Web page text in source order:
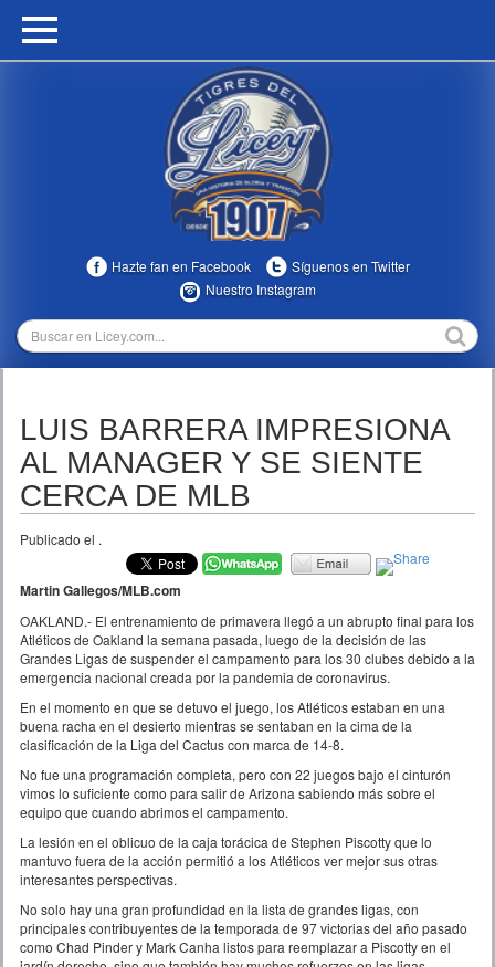
HOME
MULTIMEDIA
TEMPORADAS
Hazte fan en Facebook
Síguenos en Twitter
Nuestro Instagram
LUIS BARRERA IMPRESIONA
AL MANAGER Y SE SIENTE
CERCA DE MLB
Publicado el .
Martin Gallegos/MLB.com
OAKLAND.- El entrenamiento de primavera llegó a un abrupto final para los
Atléticos de Oakland la semana pasada, luego de la decisión de las
Grandes Ligas de suspender el campamento para los 30 clubes debido a la
emergencia nacional creada por la pandemia de coronavirus.
En el momento en que se detuvo el juego, los Atléticos estaban en una
buena racha en el desierto mientras se sentaban en la cima de la
clasificación de la Liga del Cactus con marca de 14-8.
No fue una programación completa, pero con 22 juegos bajo el cinturón
vimos lo suficiente como para salir de Arizona sabiendo más sobre el
equipo que cuando abrimos el campamento.
La lesión en el oblicuo de la caja torácica de Stephen Piscotty que lo
mantuvo fuera de la acción permitió a los Atléticos ver mejor sus otras
interesantes perspectivas.
No solo hay una gran profundidad en la lista de grandes ligas, con
principales contribuyentes de la temporada de 97 victorias del año pasado
como Chad Pinder y Mark Canha listos para reemplazar a Piscotty en el